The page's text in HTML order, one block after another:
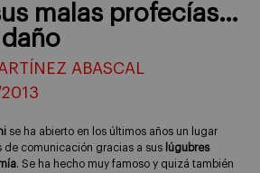
malas profecías…
ABASCAL
se ha abierto en los últimos años un lugar
de comunicación gracias a sus lúgubres
. Se ha hecho muy famoso y quizá también